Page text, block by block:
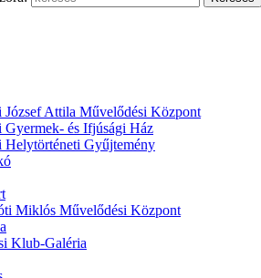
Attila Művelődési Központ
és Ifjúsági Ház
Gyűjtemény
Miklós Művelődési Központ
Klub-Galéria